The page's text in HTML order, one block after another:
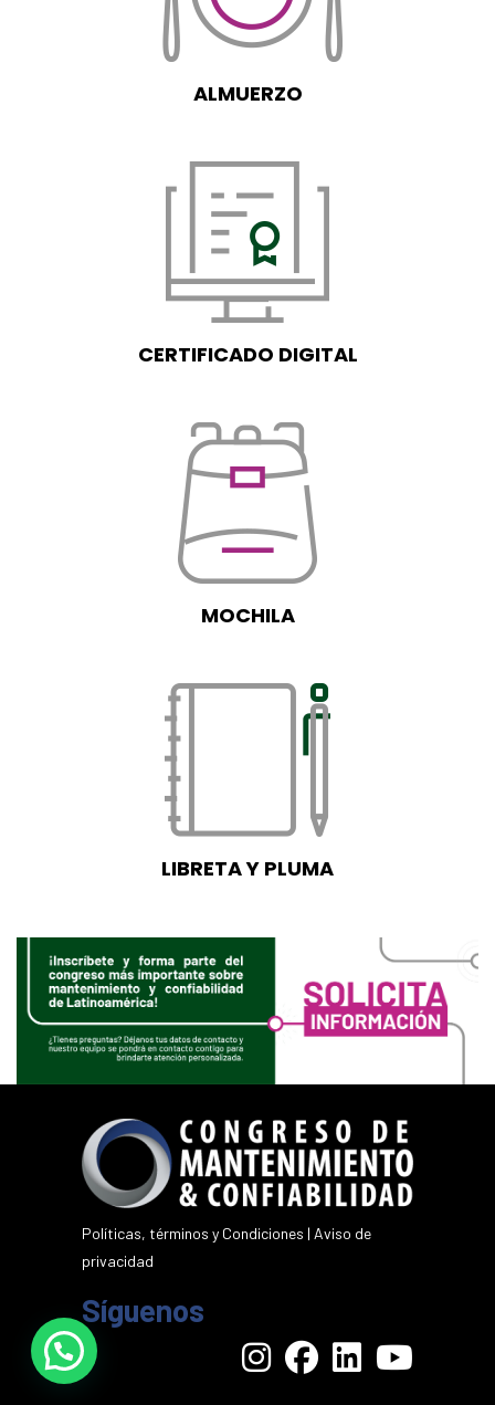
ALMUERZO
CERTIFICADO DIGITAL
MOCHILA
LIBRETA Y PLUMA
Políticas, términos y Condiciones | Aviso de
privacidad
Síguenos